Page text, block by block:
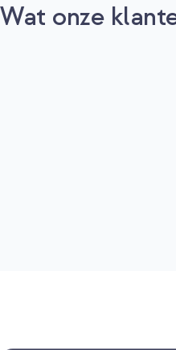
Wat onze